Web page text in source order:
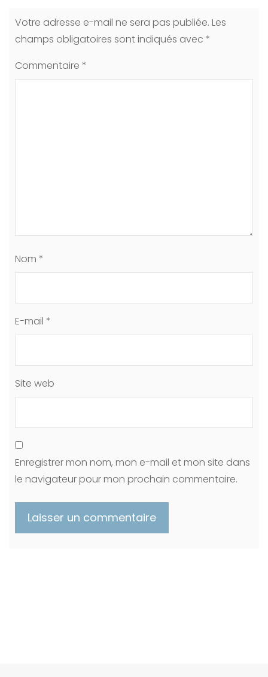
Votre adresse e-mail ne sera pas publiée. Les
champs obligatoires sont indiqués avec *
Commentaire *
Nom *
E-mail *
Site web
Enregistrer mon nom, mon e-mail et mon site dans
le navigateur pour mon prochain commentaire.